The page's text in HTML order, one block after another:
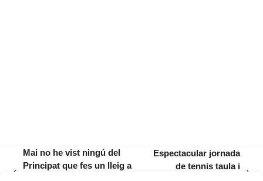
Mai no he vist ningú del
Principat que fes un lleig a
Espectacular jornada
de tennis taula i